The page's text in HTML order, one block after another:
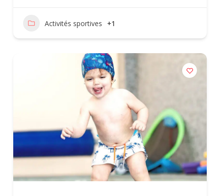
Activités sportives +1